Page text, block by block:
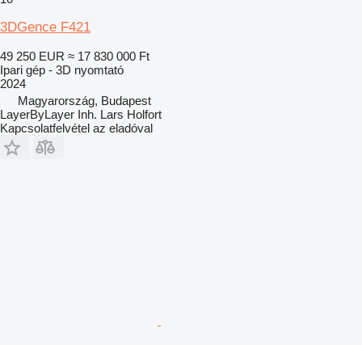
3DGence F421
49 250 EUR ≈ 17 830 000 Ft
Ipari gép - 3D nyomtató
2024
Magyarország, Budapest
LayerByLayer Inh. Lars Holfort
Kapcsolatfelvétel az eladóval